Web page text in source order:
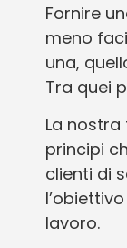
Fornire
meno
una,
Tra quei
La
principi
clienti di
lavoro.